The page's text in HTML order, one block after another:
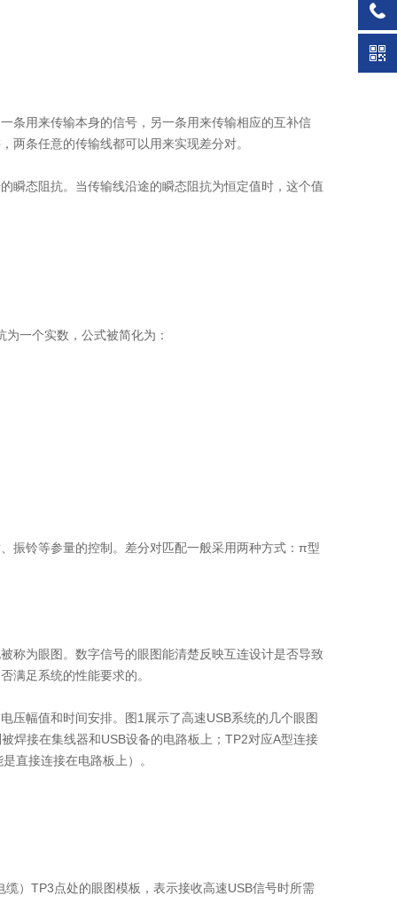
条用来传输本身的信号，另一条用来传输相应的互补信
两条任意的传输线都可以用来实现差分对。
瞬态阻抗。当传输线沿途的瞬态阻抗为恒定值时，这个值
一个实数，公式被简化为：
振铃等参量的控制。差分对匹配一般采用两种方式：π型
称为眼图。数字信号的眼图能清楚反映互连设计是否导致
满足系统的性能要求的。
压幅值和时间安排。图1展示了高速USB系统的几个眼图
焊接在集线器和USB设备的电路板上；TP2对应A型连接
直接连接在电路板上）。
）TP3点处的眼图模板，表示接收高速USB信号时所需